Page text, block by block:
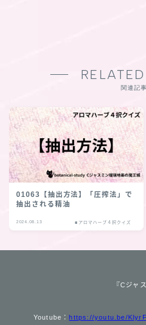
関連記事
01063【抽出方法】「圧搾法」で
抽出される精油
2024.08.13 ■アロマハーブ４択クイズ
『Cジャ
Youtube： https://youtu.be/